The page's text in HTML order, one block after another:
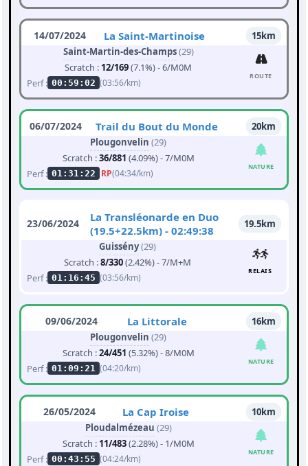
14/07/2024 La Saint-Martinoise
15km
Saint-Martin-des-Champs(29)
Scratch : 12/169(7.1%) - 6/M0M
Perf : 00:59:02 (03:56/km)
ROUTE
06/07/2024 Trail du Bout du Monde
20km
Plougonvelin (29)
Scratch :36/881 (4.09%) - 7/M0M
Perf : 01:31:22 RP(04:34/km)
NATURE
23/06/2024
La Transléonarde en Duo
(19.5+22.5km) - 02:49:38
19.5km
Guissény(29)
Scratch :8/330(2.42%) - 7/M+M
Perf : 01:16:45 (03:56/km)
RELAIS
09/06/2024 La Littorale
16km
Plougonvelin (29)
Scratch :24/451 (5.32%) - 8/M0M
Perf : 01:09:21 (04:20/km)
NATURE
26/05/2024 La Cap Iroise
10km
Ploudalmézeau (29)
Scratch : 11/483(2.28%) - 1/M0M
Perf : 00:43:55 (04:24/km)
NATURE